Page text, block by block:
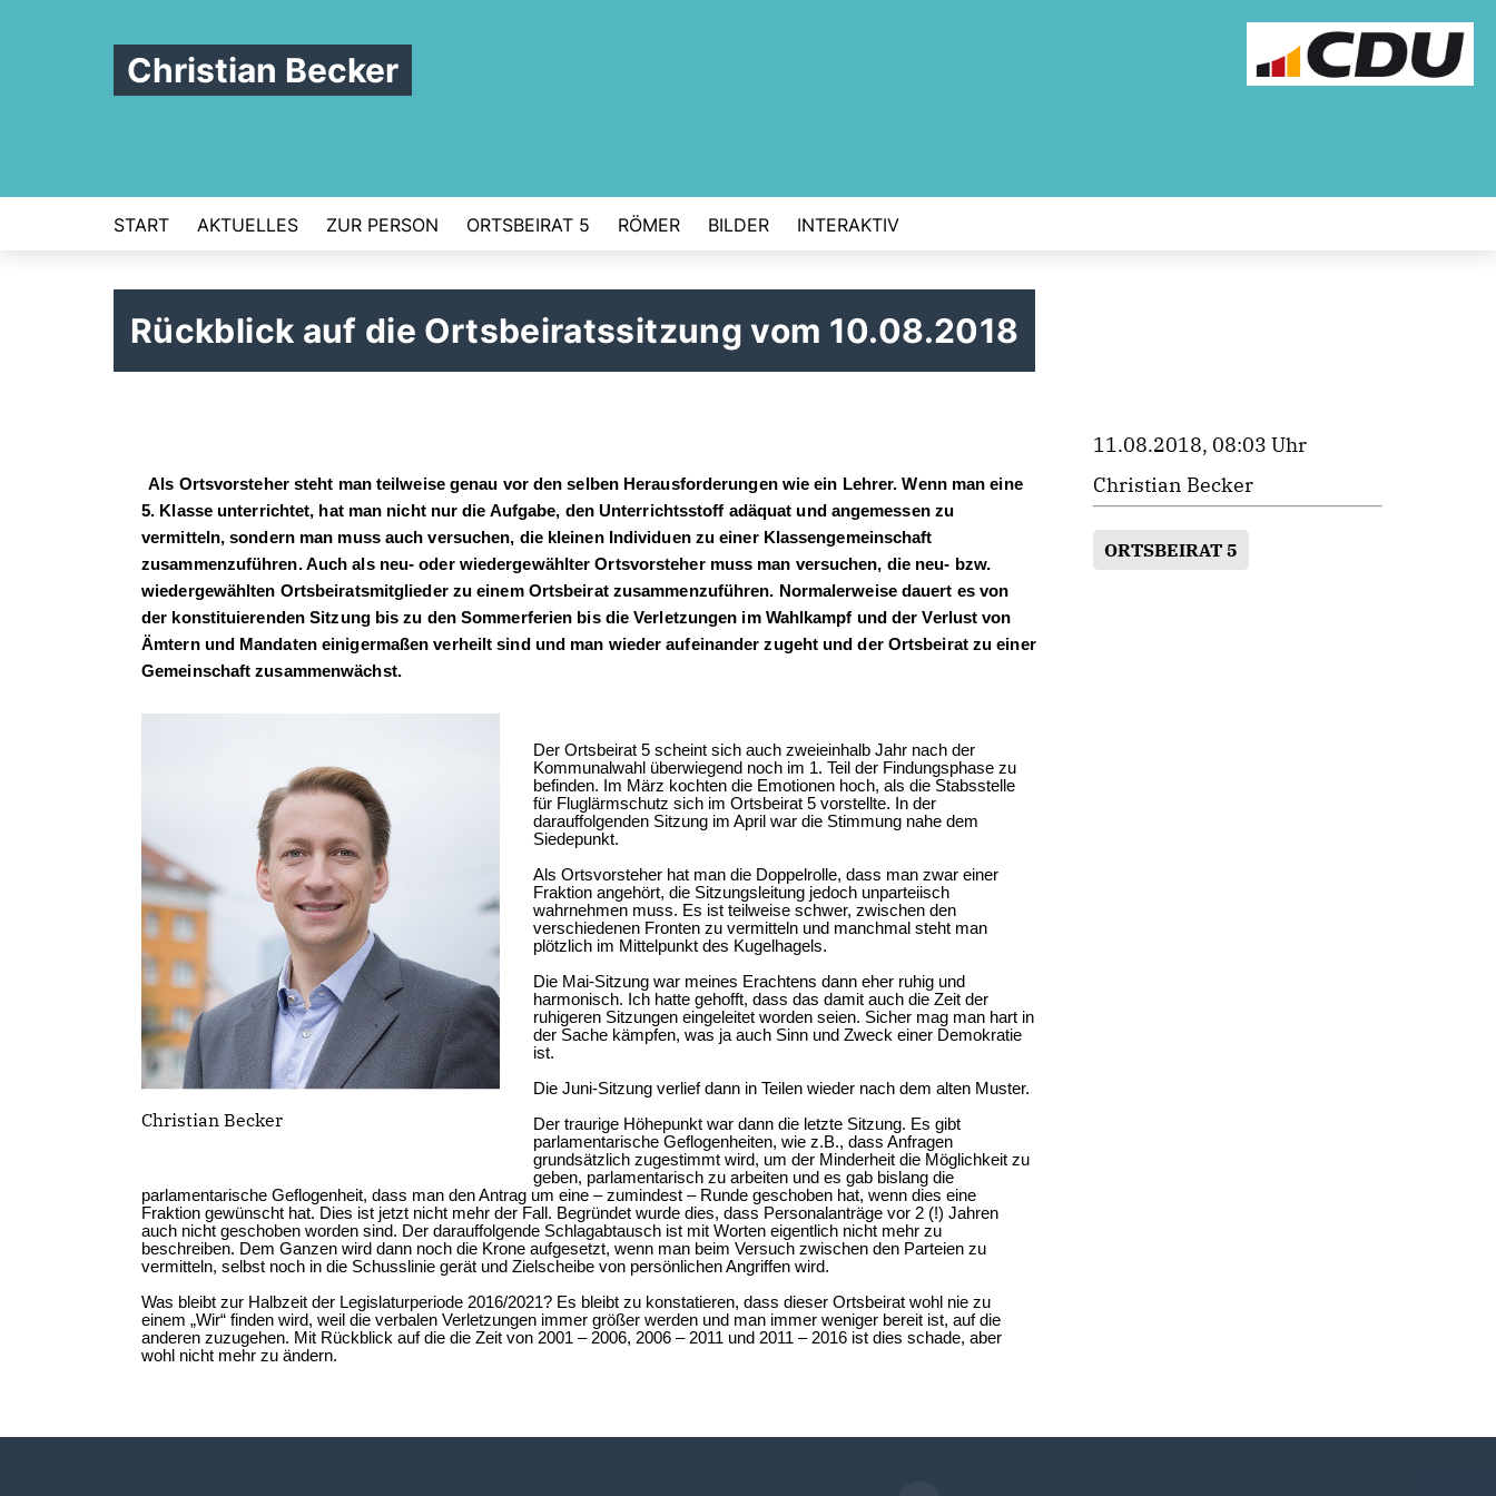
Christian Becker
START AKTUELLES ZUR PERSON ORTSBEIRAT 5 RÖMER BILDER INTERAKTIV
Rückblick auf die Ortsbeiratssitzung vom 10.08.2018
Als Ortsvorsteher steht man teilweise genau vor den selben Herausforderungen wie ein Lehrer. Wenn man eine
5. Klasse unterrichtet, hat man nicht nur die Aufgabe, den Unterrichtsstoff adäquat und angemessen zu
vermitteln, sondern man muss auch versuchen, die kleinen Individuen zu einer Klassengemeinschaft
zusammenzuführen. Auch als neu- oder wiedergewählter Ortsvorsteher muss man versuchen, die neu- bzw.
wiedergewählten Ortsbeiratsmitglieder zu einem Ortsbeirat zusammenzuführen. Normalerweise dauert es von
der konstituierenden Sitzung bis zu den Sommerferien bis die Verletzungen im Wahlkampf und der Verlust von
Ämtern und Mandaten einigermaßen verheilt sind und man wieder aufeinander zugeht und der Ortsbeirat zu einer
Gemeinschaft zusammenwächst.
Christian Becker
Der Ortsbeirat 5 scheint sich auch zweieinhalb Jahr nach der
Kommunalwahl überwiegend noch im 1. Teil der Findungsphase zu
befinden. Im März kochten die Emotionen hoch, als die Stabsstelle
für Fluglärmschutz sich im Ortsbeirat 5 vorstellte. In der
darauffolgenden Sitzung im April war die Stimmung nahe dem
Siedepunkt.
Als Ortsvorsteher hat man die Doppelrolle, dass man zwar einer
Fraktion angehört, die Sitzungsleitung jedoch unparteiisch
wahrnehmen muss. Es ist teilweise schwer, zwischen den
verschiedenen Fronten zu vermitteln und manchmal steht man
plötzlich im Mittelpunkt des Kugelhagels.
Die Mai-Sitzung war meines Erachtens dann eher ruhig und
harmonisch. Ich hatte gehofft, dass das damit auch die Zeit der
ruhigeren Sitzungen eingeleitet worden seien. Sicher mag man hart in
der Sache kämpfen, was ja auch Sinn und Zweck einer Demokratie
ist.
Die Juni-Sitzung verlief dann in Teilen wieder nach dem alten Muster.
Der traurige Höhepunkt war dann die letzte Sitzung. Es gibt
parlamentarische Geflogenheiten, wie z.B., dass Anfragen
grundsätzlich zugestimmt wird, um der Minderheit die Möglichkeit zu
geben, parlamentarisch zu arbeiten und es gab bislang die
parlamentarische Geflogenheit, dass man den Antrag um eine – zumindest – Runde geschoben hat, wenn dies eine
Fraktion gewünscht hat. Dies ist jetzt nicht mehr der Fall. Begründet wurde dies, dass Personalanträge vor 2 (!) Jahren
auch nicht geschoben worden sind. Der darauffolgende Schlagabtausch ist mit Worten eigentlich nicht mehr zu
beschreiben. Dem Ganzen wird dann noch die Krone aufgesetzt, wenn man beim Versuch zwischen den Parteien zu
vermitteln, selbst noch in die Schusslinie gerät und Zielscheibe von persönlichen Angriffen wird.
Was bleibt zur Halbzeit der Legislaturperiode 2016/2021? Es bleibt zu konstatieren, dass dieser Ortsbeirat wohl nie zu
einem „Wir“ finden wird, weil die verbalen Verletzungen immer größer werden und man immer weniger bereit ist, auf die
anderen zuzugehen. Mit Rückblick auf die die Zeit von 2001 – 2006, 2006 – 2011 und 2011 – 2016 ist dies schade, aber
wohl nicht mehr zu ändern.
11.08.2018, 08:03 Uhr
Christian Becker
ORTSBEIRAT 5